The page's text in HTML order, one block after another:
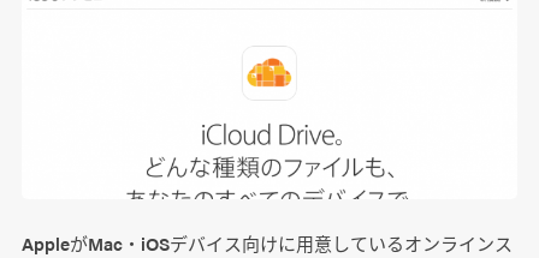
AppleがMac・iOSデバイス向けに用意しているオンラインス